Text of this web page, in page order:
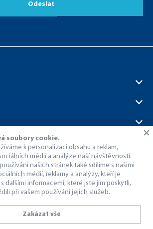
Odeslat
– 2026 Dragon Internet a.s..
Všechna práva vyhrazena.
Ochrana osobních údajů
interního kamerového systému
soubory cookie.
k personalizaci obsahu a reklam,
médií a analýze naší návštěvnosti.
našich stránek také sdílíme s našimi
médií, reklamy a analýzy, kteří je
dalšími informacemi, které jste jim poskytli,
při vašem používání jejich služeb.
Zakázat vše